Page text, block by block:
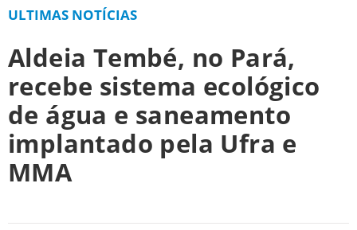
ULTIMAS NOTÍCIAS
Aldeia Tembé, no Pará,
recebe sistema ecológico
de água e saneamento
implantado pela Ufra e
MMA